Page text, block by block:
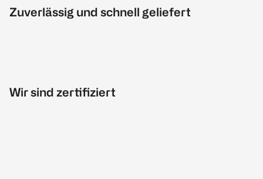
Zuverlässig und schnell geliefert
Wir sind zertifiziert